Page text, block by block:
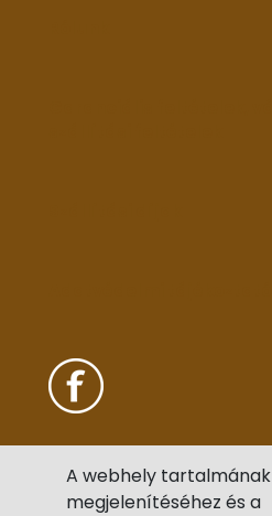
A webhely tartalmának
megjelenítéséhez és a